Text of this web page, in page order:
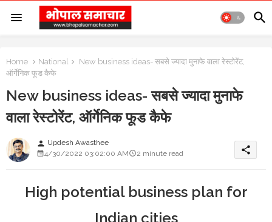
Home National
New business ideas- सबसे ज्यादा मुनाफे वाला रेस्टोरेंट,
ऑर्गेनिक फूड कैफे
New business ideas- सबसे ज्यादा मुनाफे
वाला रेस्टोरेंट, ऑर्गेनिक फूड कैफे
person Updesh Awasthee
4/30/2022 03:02:00 AM
2 minute read share
High potential business plan for
Indian cities